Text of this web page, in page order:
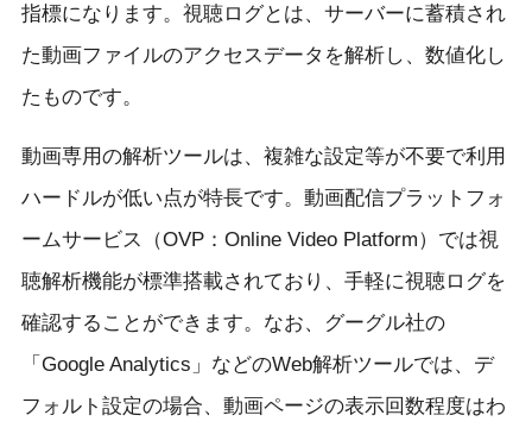
指標になります。視聴ログとは、サーバーに蓄積され
た動画ファイルのアクセスデータを解析し、数値化し
たものです。
動画専用の解析ツールは、複雑な設定等が不要で利用
ハードルが低い点が特長です。動画配信プラットフォ
ームサービス（OVP：Online Video Platform）では視
聴解析機能が標準搭載されており、手軽に視聴ログを
確認することができます。なお、グーグル社の
「Google Analytics」などのWeb解析ツールでは、デ
フォルト設定の場合、動画ページの表示回数程度はわ